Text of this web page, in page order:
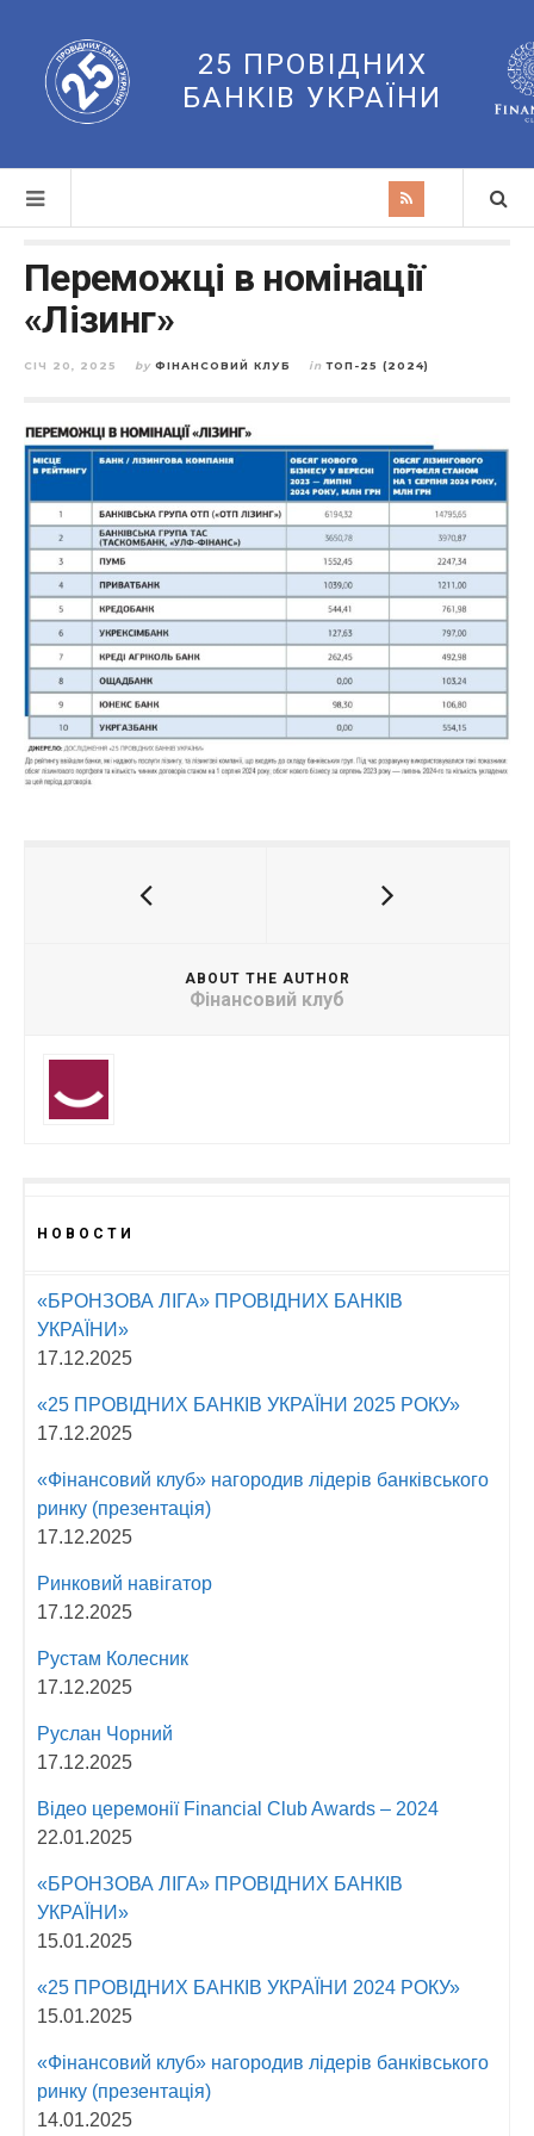
25 ПРОВІДНИХ
БАНКІВ УКРАЇНИ
Переможці в номінації
«Лізинг»
СІЧ 20, 2025 by ФІНАНСОВИЙ КЛУБ in ТОП-25 (2024)
ABOUT THE AUTHOR
Фінансовий клуб
НОВОСТИ
«БРОНЗОВА ЛІГА» ПРОВІДНИХ БАНКІВ
УКРАЇНИ»
17.12.2025
«25 ПРОВІДНИХ БАНКІВ УКРАЇНИ 2025 РОКУ»
17.12.2025
«Фінансовий клуб» нагородив лідерів банківського
ринку (презентація)
17.12.2025
Ринковий навігатор
17.12.2025
Рустам Колесник
17.12.2025
Руслан Чорний
17.12.2025
Відео церемонії Fіnancial Сlub Awards – 2024
22.01.2025
«БРОНЗОВА ЛІГА» ПРОВІДНИХ БАНКІВ
УКРАЇНИ»
15.01.2025
«25 ПРОВІДНИХ БАНКІВ УКРАЇНИ 2024 РОКУ»
15.01.2025
«Фінансовий клуб» нагородив лідерів банківського
ринку (презентація)
14.01.2025